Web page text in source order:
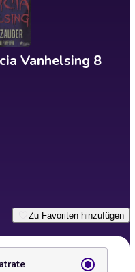
Vanhelsing 8
Zu Favoriten hinzufügen